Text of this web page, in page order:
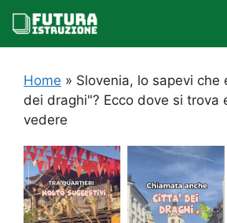
contenuto
Home » Slovenia, lo sapevi che
dei draghi"? Ecco dove si trova
vedere